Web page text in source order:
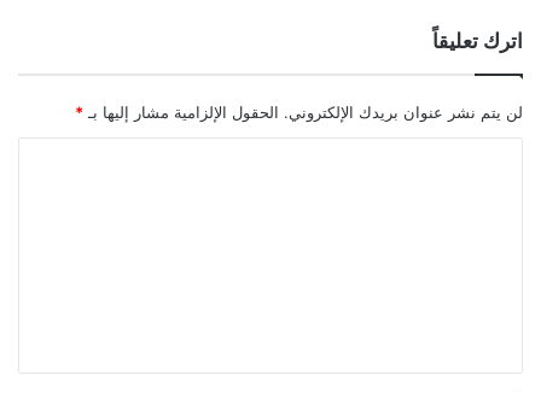
اترك تعليقاً
لن يتم نشر عنوان بريدك الإلكتروني. الحقول الإلزامية مشار إليها بـ *
ق